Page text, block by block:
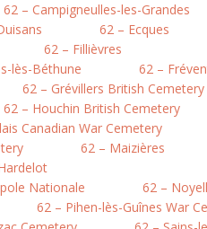
62 – Campigneulles-les-Grandes
62 – Ecques
62 – Fillièvres
lès-Béthune 62 –
62 – Grévillers British Cemetery
62 – Houchin British Cemetery
Canadian War Cemetery
62 – Maizières
Nationale 62 –
62 – Pihen-lès-Guînes War